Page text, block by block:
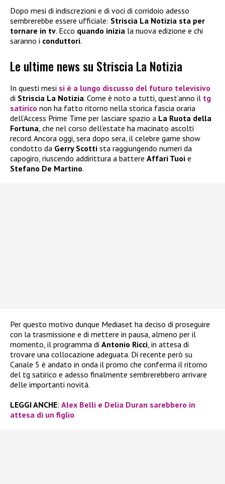
Dopo mesi di indiscrezioni e di voci di corridoio adesso
sembrerebbe essere ufficiale: Striscia La Notizia sta per
tornare in tv. Ecco quando inizia la nuova edizione e chi
saranno i conduttori.
Le ultime news su Striscia La Notizia
In questi mesi si è a lungo discusso del futuro televisivo
di Striscia La Notizia. Come è noto a tutti, quest’anno il tg
satirico non ha fatto ritorno nella storica fascia oraria
dell’Access Prime Time per lasciare spazio a La Ruota della
Fortuna, che nel corso dell’estate ha macinato ascolti
record. Ancora oggi, sera dopo sera, il celebre game show
condotto da Gerry Scotti sta raggiungendo numeri da
capogiro, riuscendo addirittura a battere Affari Tuoi e
Stefano De Martino.
Per questo motivo dunque Mediaset ha deciso di proseguire
con la trasmissione e di mettere in pausa, almeno per il
momento, il programma di Antonio Ricci, in attesa di
trovare una collocazione adeguata. Di recente però su
Canale 5 è andato in onda il promo che conferma il ritorno
del tg satirico e adesso finalmente sembrerebbero arrivare
delle importanti novità.
LEGGI ANCHE: Alex Belli e Delia Duran sarebbero in
attesa di un figlio